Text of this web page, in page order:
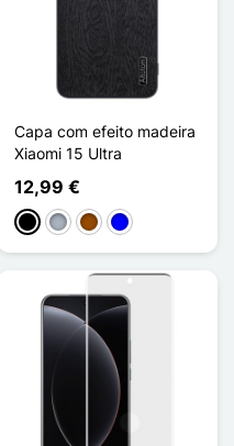
Capa com efeito madeira
Xiaomi 15 Ultra
12,99 €
PretoCinzento
Castanho
Azul